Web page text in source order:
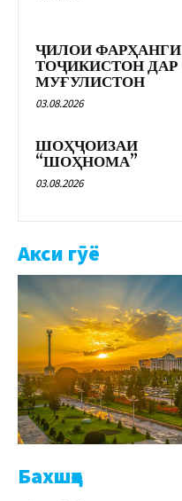
ҶИЛОИ ФАРҲАНГИ
ТОҶИКИСТОН ДАР
МУҒУЛИСТОН
03.08.2026
ШОҲҶОИЗАИ
“ШОҲНОМА”
03.08.2026
Акси гӯё
Бахшҳо